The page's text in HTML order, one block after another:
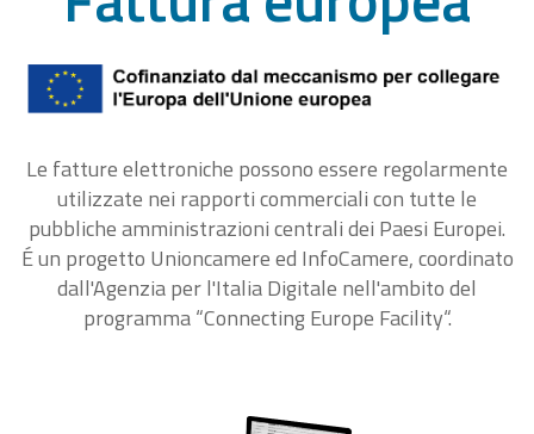
Le fatture elettroniche possono essere regolarmente
utilizzate nei rapporti commerciali con tutte le
pubbliche amministrazioni centrali dei Paesi Europei.
É un progetto Unioncamere ed InfoCamere, coordinato
dall'Agenzia per l'Italia Digitale nell'ambito del
programma “Connecting Europe Facility“.